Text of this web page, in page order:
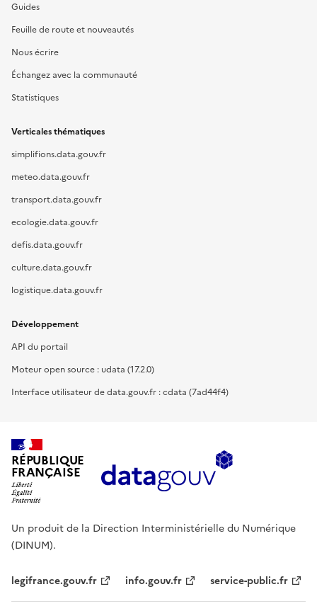
Guides
Feuille de route et nouveautés
Nous écrire
Échangez avec la communauté
Statistiques
Verticales thématiques
simplifions.data.gouv.fr
meteo.data.gouv.fr
transport.data.gouv.fr
ecologie.data.gouv.fr
defis.data.gouv.fr
culture.data.gouv.fr
logistique.data.gouv.fr
Développement
API du portail
Moteur open source : udata (17.2.0)
Interface utilisateur de data.gouv.fr : cdata (7ad44f4)
RÉPUBLIQUE
FRANÇAISE
Un produit de la Direction Interministérielle du Numérique
(DINUM).
legifrance.gouv.fr info.gouv.fr service-public.fr